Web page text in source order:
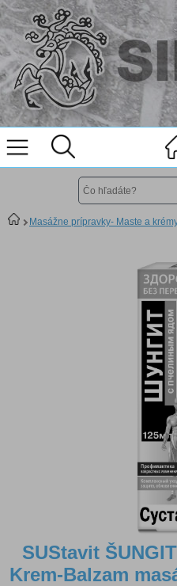
Masážne prípravky- Maste a
SUStavit
Krem-Balzam